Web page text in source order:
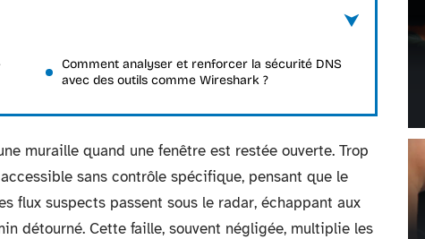
Comment analyser et renforcer la sécurité DNS
avec des outils comme Wireshark ?
muraille quand une fenêtre est restée ouverte. Trop
sans contrôle spécifique, pensant que le
flux suspects passent sous le radar, échappant aux
détourné. Cette faille, souvent négligée, multiplie les